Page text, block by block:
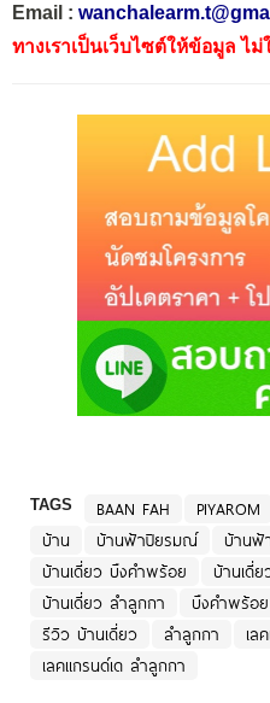
Email :
ทางเราเป็นเว็บไซต์ให้ข้อมูล ไ
TAGS BAAN FAH PIYAROM
บ้าน
บ้านฟ้าปิยรมณ์ บ้านฟ้
บ้านเดี่ยว บึงคำพร้อย
บ้านเดี่
บ้านเดี่ยว ลำลูกกา
บึงคำพร้อย
รีวิว บ้านเดี่ยว
ลำลูกกา
เล
เลคแกรนด์เด ลำลูกกา